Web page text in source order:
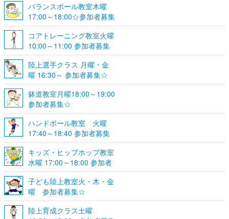
バランスボール教室木曜
17:00～18:00☆参加者募集
☆
コアトレーニング教室火曜
10:00～11:00 参加者募集
陸上選手クラス 月曜・金
曜 16:30～ 参加者募集☆
躰道教室月曜18:00～19:00
参加者募集☆
ハンドボール教室 火曜
17:40～18:40 参加者募集
☆
キッズ・ヒップホップ教室
水曜 17:00～18:00 参加者
募集☆
子ども陸上教室火・木・金
曜 参加者募集☆
陸上育成クラス土曜